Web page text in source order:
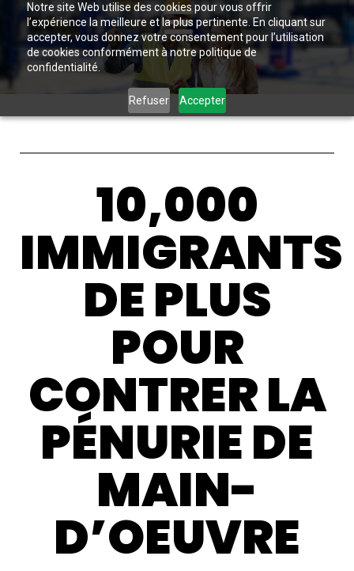
Notre site Web utilise des cookies pour vous offrir
l’expérience la meilleure et la plus pertinente. En cliquant sur
accepter, vous donnez votre consentement pour l’utilisation
de cookies conformément à notre politique de
confidentialité.
Refuser Accepter
10,000
IMMIGRANTS
DE PLUS
POUR
CONTRER LA
PÉNURIE DE
MAIN-
D’OEUVRE